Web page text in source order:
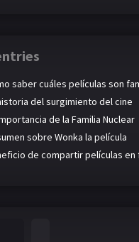
saber cuáles películas son
del surgimiento del cine
de la Familia Nuclear
sobre Wonka la película
de compartir películas en